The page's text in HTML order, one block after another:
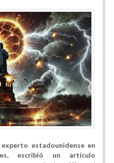
estadounidense en
escribió un artículo